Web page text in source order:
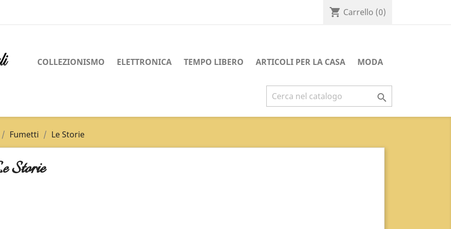
shopping_cart Carrello (0)
COLLEZIONISMO ELETTRONICA TEMPO LIBERO ARTICOLI PER LA CASA MODA

Fumetti Le Storie
Storie